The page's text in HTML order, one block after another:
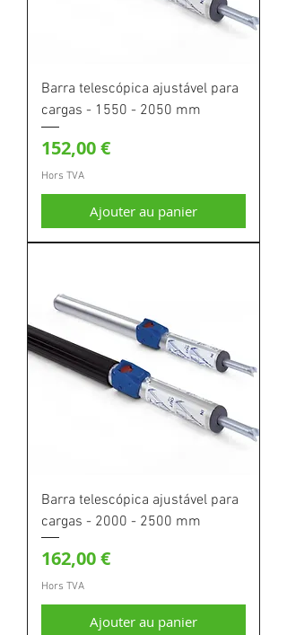
Barra telescópica ajustável para
cargas - 1550 - 2050 mm
Prix
152,00 €
Hors TVA
Ajouter au panier
Barra telescópica ajustável para
cargas - 2000 - 2500 mm
Prix
162,00 €
Hors TVA
Ajouter au panier